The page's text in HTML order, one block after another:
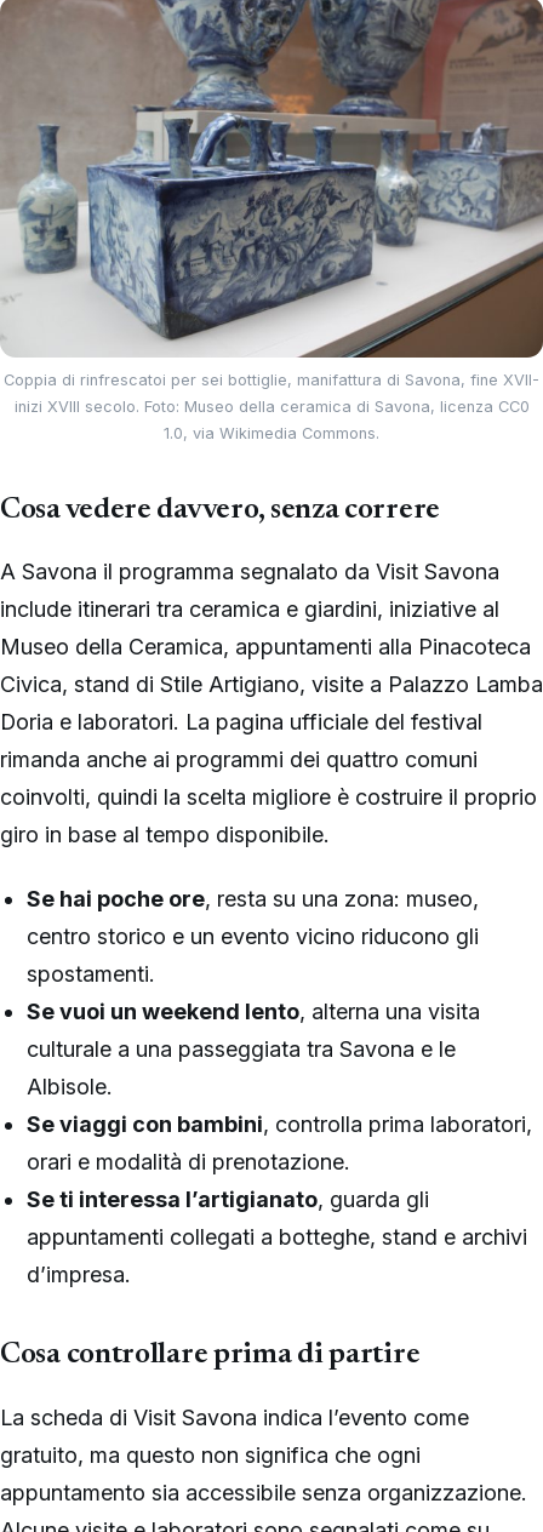
Coppia di rinfrescatoi per sei bottiglie, manifattura di Savona, fine XVII-
inizi XVIII secolo. Foto: Museo della ceramica di Savona, licenza CC0
1.0, via Wikimedia Commons.
Cosa vedere davvero, senza correre
A Savona il programma segnalato da Visit Savona
include itinerari tra ceramica e giardini, iniziative al
Museo della Ceramica, appuntamenti alla Pinacoteca
Civica, stand di Stile Artigiano, visite a Palazzo Lamba
Doria e laboratori. La pagina ufficiale del festival
rimanda anche ai programmi dei quattro comuni
coinvolti, quindi la scelta migliore è costruire il proprio
giro in base al tempo disponibile.
Se hai poche ore, resta su una zona: museo,
centro storico e un evento vicino riducono gli
spostamenti.
Se vuoi un weekend lento, alterna una visita
culturale a una passeggiata tra Savona e le
Albisole.
Se viaggi con bambini, controlla prima laboratori,
orari e modalità di prenotazione.
Se ti interessa l’artigianato, guarda gli
appuntamenti collegati a botteghe, stand e archivi
d’impresa.
Cosa controllare prima di partire
La scheda di Visit Savona indica l’evento come
gratuito, ma questo non significa che ogni
appuntamento sia accessibile senza organizzazione.